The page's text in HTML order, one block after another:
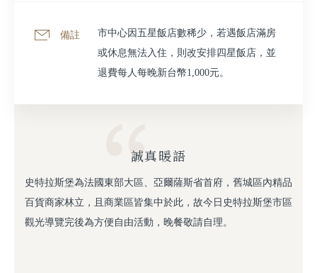
備註
市中心因五星飯店數稀少，若遇飯店滿房
或休息無法入住，則改安排四星飯店，並
退費每人每晚新台幣1,000元。
誠真暖語
史特拉斯堡為法國東部大區、亞爾薩斯省首府，舊城區內精品
百貨商家林立，且商業區皆集中於此，故今日史特拉斯堡市區
觀光導覽完後為方便自由活動，晚餐敬請自理。